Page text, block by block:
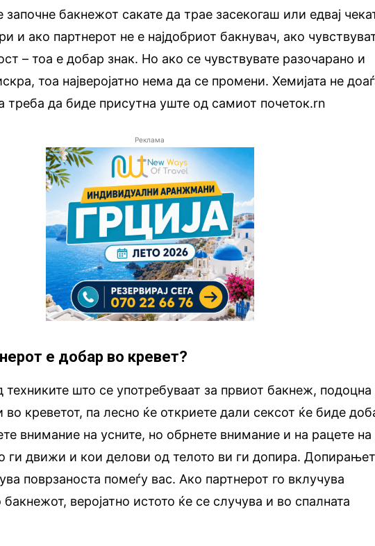
бакнежот сакате да трае засекогаш или едвај
и ако партнерот не е најдобриот бакнувач, ако
– тоа е добар знак. Но ако се чувствувате разочарано и
тоа најверојатно нема да се промени. Хемијата не
треба да биде присутна уште од самиот почеток.rn
Реклама
е добар во кревет?
што се употребуваат за првиот бакнеж, подоцна
во креветот, па лесно ќе откриете дали сексот ќе биде
внимание на усните, но обрнете внимание и на рацете на
ги движи и кои делови од телото ви ги допира.
поврзаноста помеѓу вас. Ако партнерот го вклучува
веројатно истото ќе се случува и во спалната